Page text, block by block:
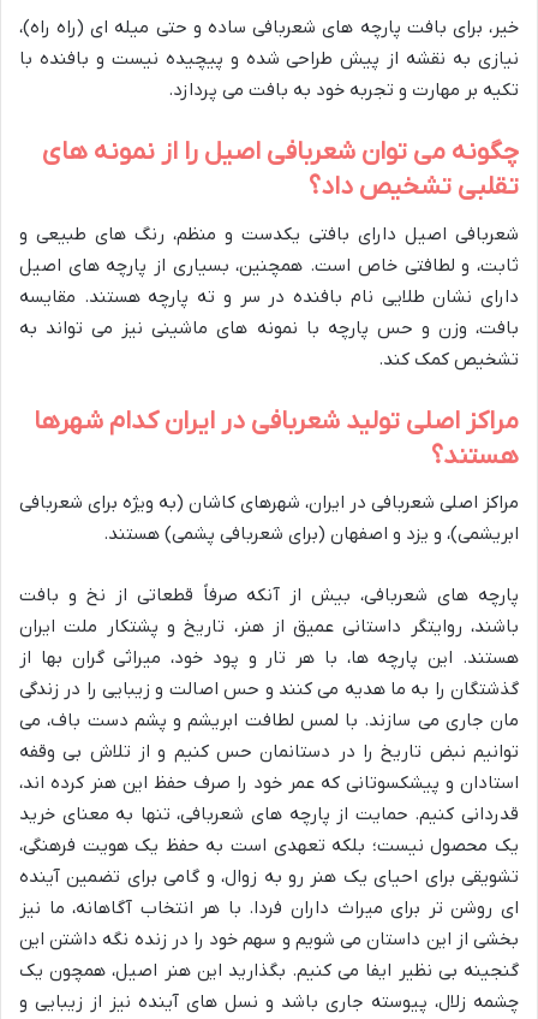
خیر، برای بافت پارچه های شعربافی ساده و حتی میله ای (راه راه)،
نیازی به نقشه از پیش طراحی شده و پیچیده نیست و بافنده با
تکیه بر مهارت و تجربه خود به بافت می پردازد.
چگونه می توان شعربافی اصیل را از نمونه های
تقلبی تشخیص داد؟
شعربافی اصیل دارای بافتی یکدست و منظم، رنگ های طبیعی و
ثابت، و لطافتی خاص است. همچنین، بسیاری از پارچه های اصیل
دارای نشان طلایی نام بافنده در سر و ته پارچه هستند. مقایسه
بافت، وزن و حس پارچه با نمونه های ماشینی نیز می تواند به
تشخیص کمک کند.
مراکز اصلی تولید شعربافی در ایران کدام شهرها
هستند؟
مراکز اصلی شعربافی در ایران، شهرهای کاشان (به ویژه برای شعربافی
ابریشمی)، و یزد و اصفهان (برای شعربافی پشمی) هستند.
پارچه های شعربافی، بیش از آنکه صرفاً قطعاتی از نخ و بافت
باشند، روایتگر داستانی عمیق از هنر، تاریخ و پشتکار ملت ایران
هستند. این پارچه ها، با هر تار و پود خود، میراثی گران بها از
گذشتگان را به ما هدیه می کنند و حس اصالت و زیبایی را در زندگی
مان جاری می سازند. با لمس لطافت ابریشم و پشم دست باف، می
توانیم نبض تاریخ را در دستانمان حس کنیم و از تلاش بی وقفه
استادان و پیشکسوتانی که عمر خود را صرف حفظ این هنر کرده اند،
قدردانی کنیم. حمایت از پارچه های شعربافی، تنها به معنای خرید
یک محصول نیست؛ بلکه تعهدی است به حفظ یک هویت فرهنگی،
تشویقی برای احیای یک هنر رو به زوال، و گامی برای تضمین آینده
ای روشن تر برای میراث داران فردا. با هر انتخاب آگاهانه، ما نیز
بخشی از این داستان می شویم و سهم خود را در زنده نگه داشتن این
گنجینه بی نظیر ایفا می کنیم. بگذارید این هنر اصیل، همچون یک
چشمه زلال، پیوسته جاری باشد و نسل های آینده نیز از زیبایی و